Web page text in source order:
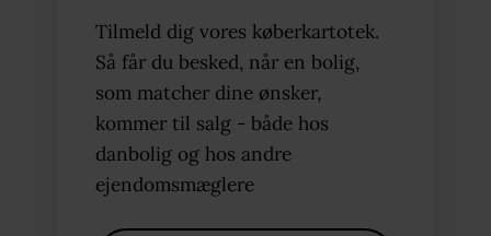
Tilmeld dig vores køberkartotek.
Så får du besked, når en bolig,
som matcher dine ønsker,
kommer til salg - både hos
danbolig og hos andre
ejendomsmæglere